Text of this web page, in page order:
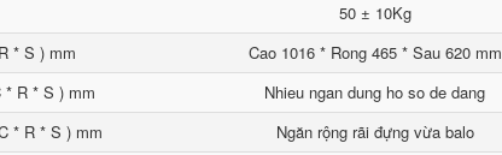
50 ± 10Kg
* S ) mm
Cao 1016 * Rong 465 * Sau 620 mm
R * S ) mm
Nhieu ngan dung ho so de dang
* R * S ) mm
Ngăn rộng rãi đựng vừa balo